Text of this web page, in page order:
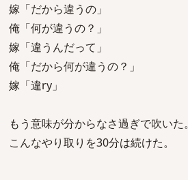
嫁「だから違うの」
俺「何が違うの？」
嫁「違うんだって」
俺「だから何が違うの？」
嫁「違ry」
もう意味が分からなさ過ぎで吹いた。
こんなやり取りを30分は続けた。